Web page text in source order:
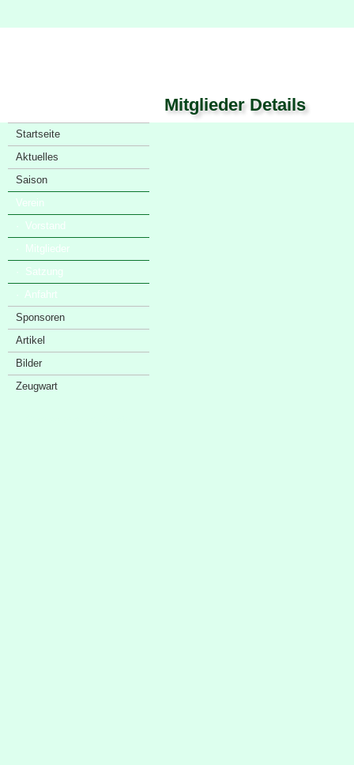
Mitglieder Details
Startseite
Aktuelles
Saison
Verein
· Vorstand
· Mitglieder
· Satzung
· Anfahrt
Sponsoren
Artikel
Bilder
Zeugwart